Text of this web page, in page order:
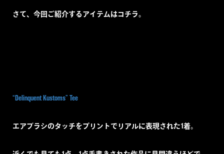
さて、今回ご紹介するアイテムはコチラ。
“Delinquent Kustoms” Tee
エアブラシのタッチをプリントでリアルに表現された1着。